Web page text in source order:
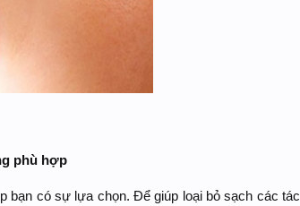
phù hợp
bạn có sự lựa chọn. Để giúp loại bỏ sạch các tác